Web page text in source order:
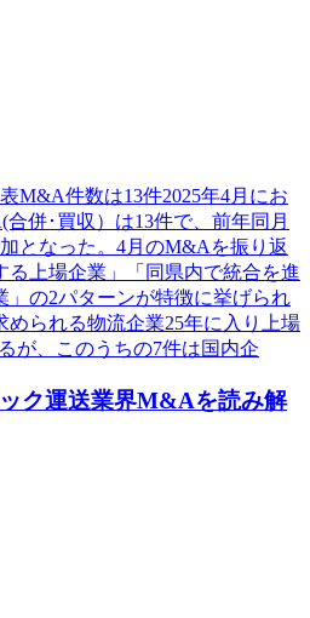
M&A件数は13件2025年4月にお
併･買収）は13件で、前年同月
となった。4月のM&Aを振り返
る上場企業」「同県内で統合を進
」の2パターンが特徴に挙げられ
められる物流企業25年に入り上場
が、このうちの7件は国内企
ク運送業界M&Aを読み解